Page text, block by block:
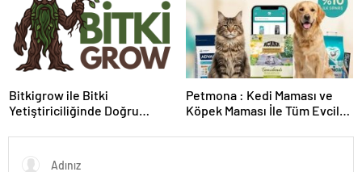
Bitkigrow ile Bitki
Yetiştiriciliğinde Doğru
Petmona : Kedi Maması ve
Köpek Maması İle Tüm Evcil